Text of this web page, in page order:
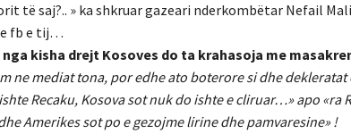
të saj?.. » ka shkruar gazeari nderkombëtar Nefail
fb e tij…
kisha drejt Kosoves do ta krahasoja me
ne mediat tona, por edhe ato boterore si dhe
Recaku, Kosova sot nuk do ishte e cliruar…» apo «ra
Amerikes sot po e gezojme lirine dhe pamvaresine» !